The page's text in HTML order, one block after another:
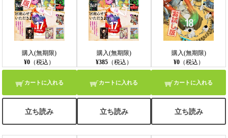
購入(無期限)
¥0 （税込）
カートに入れる
立ち読み
購入(無期限)
¥385（税込）
カートに入れる
立ち読み
購入(無期限)
¥0（税込）
カートに入れる
立ち読み